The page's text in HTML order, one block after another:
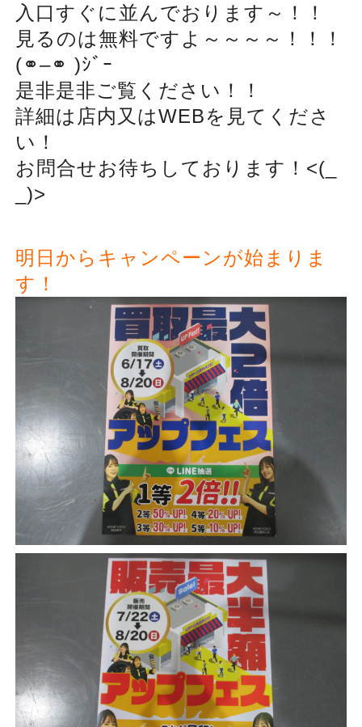
入口すぐに並んでおります～！！
見るのは無料ですよ～～～～！！！
(⚭–⚭ )ｼﾞｰ
是非是非ご覧ください！！
詳細は店内又はWEBを見てくださ
い！
お問合せお待ちしております！<(_
_)>
明日からキャンペーンが始まりま
す！